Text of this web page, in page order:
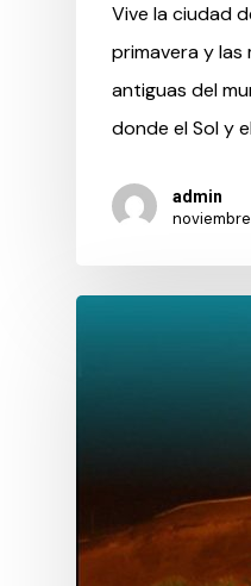
Vive la ciudad
primavera y las
antiguas del
donde el Sol y
admin